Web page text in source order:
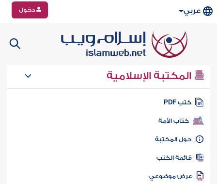
عربي دخول
المكتبة الإسلامية
كتب PDF
كتاب الأمة
المكتبة
الكتب